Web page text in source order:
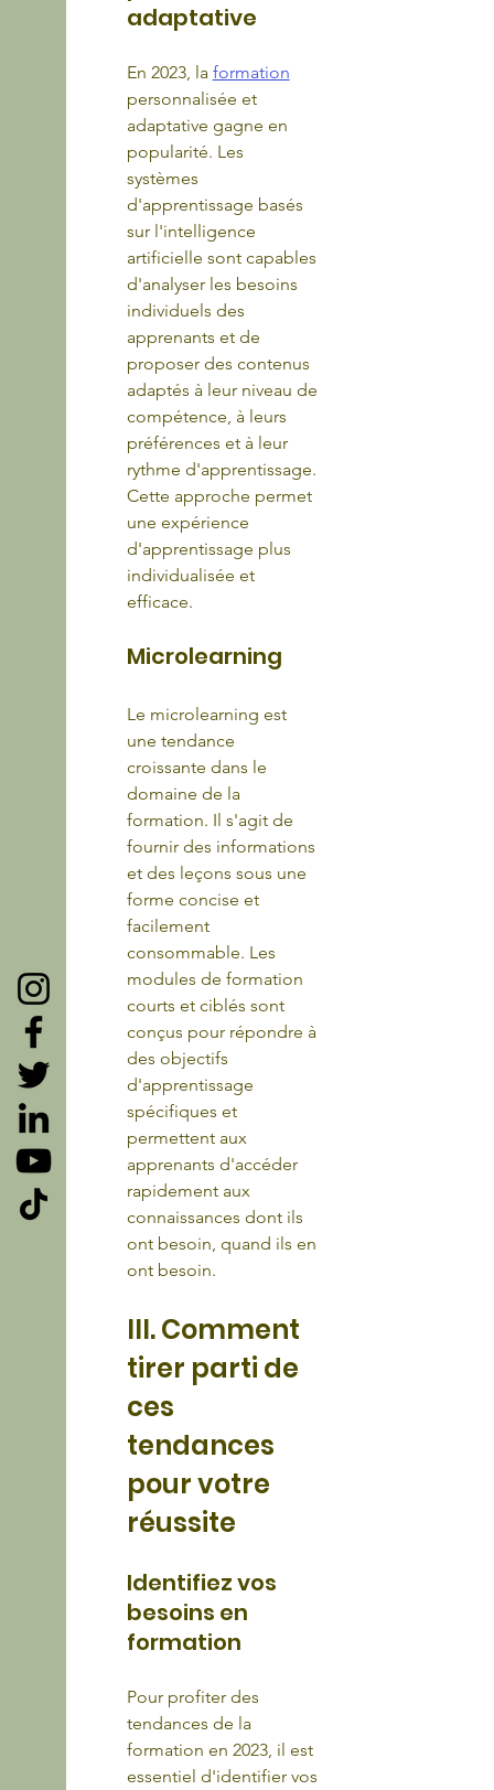
adaptative
En 2023, la formation
personnalisée et
adaptative gagne en
popularité. Les
systèmes
d'apprentissage basés
sur l'intelligence
artificielle sont capables
d'analyser les besoins
individuels des
apprenants et de
proposer des contenus
adaptés à leur niveau de
compétence, à leurs
préférences et à leur
rythme d'apprentissage.
Cette approche permet
une expérience
d'apprentissage plus
individualisée et
efficace.
Microlearning
Le microlearning est
une tendance
croissante dans le
domaine de la
formation. Il s'agit de
fournir des informations
et des leçons sous une
forme concise et
facilement
consommable. Les
modules de formation
courts et ciblés sont
conçus pour répondre à
des objectifs
d'apprentissage
spécifiques et
permettent aux
apprenants d'accéder
rapidement aux
connaissances dont ils
ont besoin, quand ils en
ont besoin.
III. Comment
tirer parti de
ces
tendances
pour votre
réussite
Identifiez vos
besoins en
formation
Pour profiter des
tendances de la
formation en 2023, il est
essentiel d'identifier vos